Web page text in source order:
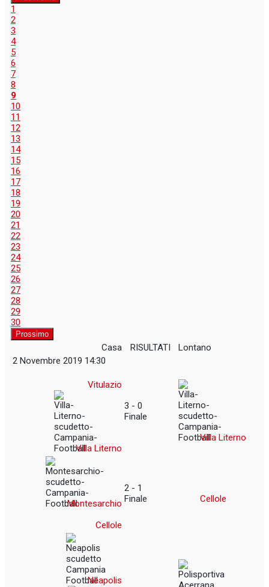
1
2
3
4
5
6
7
8
9
10
11
12
13
14
15
16
17
18
19
20
21
22
23
24
25
26
27
28
29
30
Prossimo
Casa RISULTATI
Lontano
2 Novembre 2019 14:30
Vitulazio
Villa Literno
3 - 0
Finale
Villa Literno
Montesarchio
Cellole
2 - 1
Finale
Cellole
Neapolis